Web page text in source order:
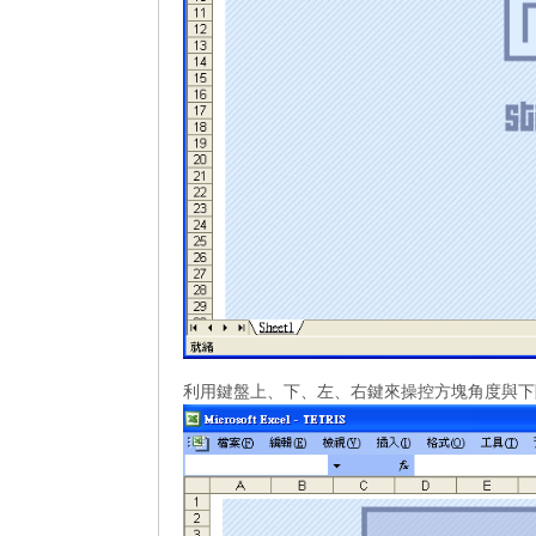
利用鍵盤上、下、左、右鍵來操控方塊角度與